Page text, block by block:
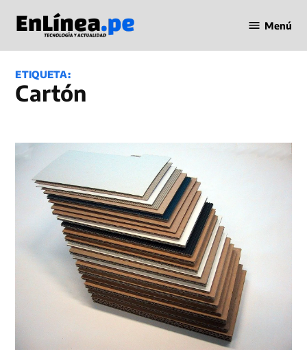
contenido
en Línea
Menú
ETIQUETA:
cartón